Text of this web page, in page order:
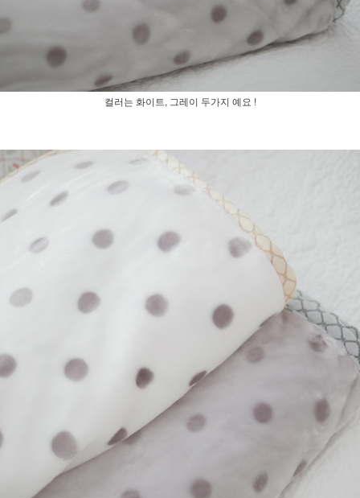
컬러는 화이트, 그레이 두가지 예요 !